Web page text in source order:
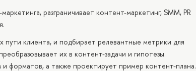
разграничивает контент-маркетинг, SMM, PR
пути клиента, и подбирает релевантные метрики для
их в контент-задачи и гипотезы.
и форматов, а также проектирует пример контент-плана.